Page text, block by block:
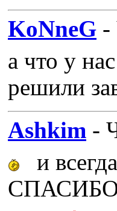
KoNneG -
а что у
решили
Ashkim -
и